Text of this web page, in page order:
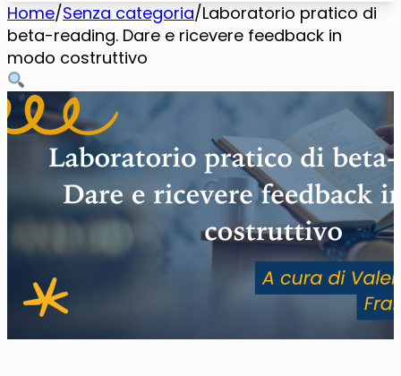
Home/Senza categoria/Laboratorio pratico di
beta-reading. Dare e ricevere feedback in
modo costruttivo